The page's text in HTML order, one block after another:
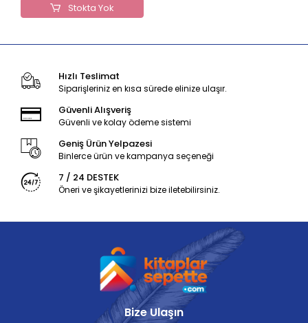
Stokta Yok
Hızlı Teslimat
Siparişleriniz en kısa sürede elinize ulaşır.
Güvenli Alışveriş
Güvenli ve kolay ödeme sistemi
Geniş Ürün Yelpazesi
Binlerce ürün ve kampanya seçeneği
7 / 24 DESTEK
Öneri ve şikayetlerinizi bize iletebilirsiniz.
Bize Ulaşın